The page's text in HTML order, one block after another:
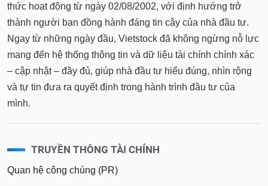
thức hoạt động từ ngày 02/08/2002, với định hướng trở
thành người bạn đồng hành đáng tin cậy của nhà đầu tư.
Ngay từ những ngày đầu, Vietstock đã không ngừng nỗ lực
mang đến hệ thống thông tin và dữ liệu tài chính chính xác
– cập nhật – đầy đủ, giúp nhà đầu tư hiểu đúng, nhìn rộng
và tự tin đưa ra quyết định trong hành trình đầu tư của
mình.
TRUYỀN THÔNG TÀI CHÍNH
Quan hệ công chúng (PR)